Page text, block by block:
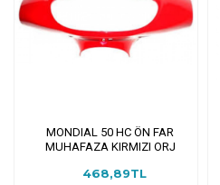
MONDIAL 50 HC ÖN FAR
MUHAFAZA KIRMIZI ORJ
468,89TL